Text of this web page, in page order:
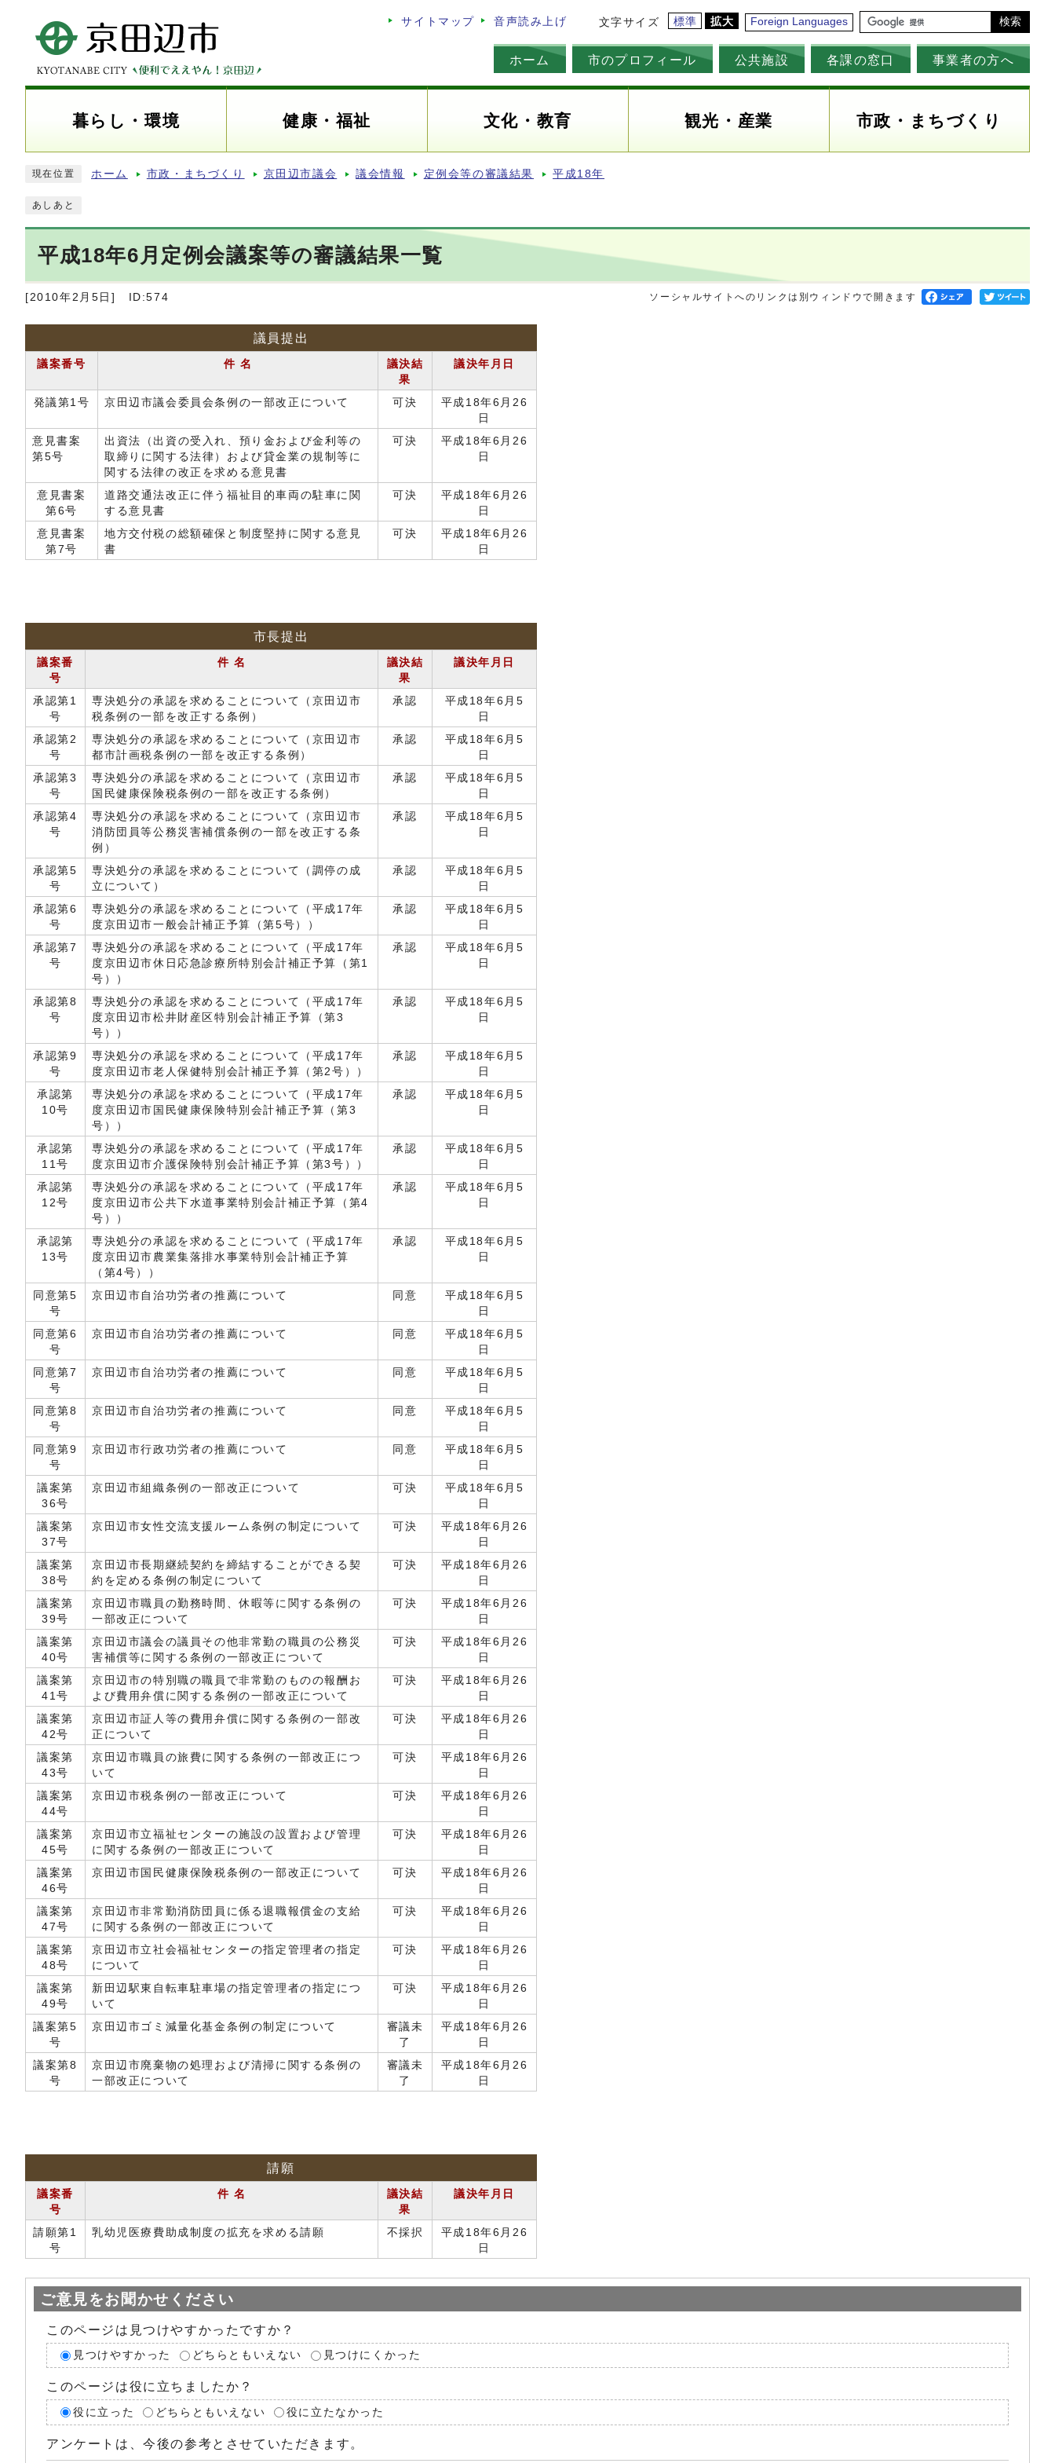
サイトマップ 音声読み上げ 文字サイズ 標準 拡大 Foreign Languages 検索
ホーム 市のプロフィール 公共施設 各課の窓口 事業者の方へ
暮らし・環境 健康・福祉 文化・教育 観光・産業 市政・まちづくり
現在位置 ホーム 市政・まちづくり 京田辺市議会 議会情報 定例会等の審議結果 平成18年
あしあと
平成18年6月定例会議案等の審議結果一覧
[2010年2月5日] ID:574 ソーシャルサイトへのリンクは別ウィンドウで開きます
議員提出
議案番号 件 名
議決結
果
議決年月日
発議第1号 京田辺市議会委員会条例の一部改正について 可決
平成18年6月26
日
意見書案
第5号
出資法（出資の受入れ、預り金および金利等の
取締りに関する法律）および貸金業の規制等に
関する法律の改正を求める意見書
可決
平成18年6月26
日
意見書案
第6号
道路交通法改正に伴う福祉目的車両の駐車に関
する意見書
可決
平成18年6月26
日
意見書案
第7号
地方交付税の総額確保と制度堅持に関する意見
書
可決
平成18年6月26
日
市長提出
議案番
号
件 名
議決結
果
議決年月日
承認第1
号
専決処分の承認を求めることについて（京田辺市
税条例の一部を改正する条例）
承認
平成18年6月5
日
承認第2
号
専決処分の承認を求めることについて（京田辺市
都市計画税条例の一部を改正する条例）
承認
平成18年6月5
日
承認第3
号
専決処分の承認を求めることについて（京田辺市
国民健康保険税条例の一部を改正する条例）
承認
平成18年6月5
日
承認第4
号
専決処分の承認を求めることについて（京田辺市
消防団員等公務災害補償条例の一部を改正する条
例）
承認
平成18年6月5
日
承認第5
号
専決処分の承認を求めることについて（調停の成
立について）
承認
平成18年6月5
日
承認第6
号
専決処分の承認を求めることについて（平成17年
度京田辺市一般会計補正予算（第5号））
承認
平成18年6月5
日
承認第7
号
専決処分の承認を求めることについて（平成17年
度京田辺市休日応急診療所特別会計補正予算（第1
号））
承認
平成18年6月5
日
承認第8
号
専決処分の承認を求めることについて（平成17年
度京田辺市松井財産区特別会計補正予算（第3
号））
承認
平成18年6月5
日
承認第9
号
専決処分の承認を求めることについて（平成17年
度京田辺市老人保健特別会計補正予算（第2号））
承認
平成18年6月5
日
承認第
10号
専決処分の承認を求めることについて（平成17年
度京田辺市国民健康保険特別会計補正予算（第3
号））
承認
平成18年6月5
日
承認第
11号
専決処分の承認を求めることについて（平成17年
度京田辺市介護保険特別会計補正予算（第3号））
承認
平成18年6月5
日
承認第
12号
専決処分の承認を求めることについて（平成17年
度京田辺市公共下水道事業特別会計補正予算（第4
号））
承認
平成18年6月5
日
承認第
13号
専決処分の承認を求めることについて（平成17年
度京田辺市農業集落排水事業特別会計補正予算
（第4号））
承認
平成18年6月5
日
同意第5
号
京田辺市自治功労者の推薦について 同意
平成18年6月5
日
同意第6
号
京田辺市自治功労者の推薦について 同意
平成18年6月5
日
同意第7
号
京田辺市自治功労者の推薦について 同意
平成18年6月5
日
同意第8
号
京田辺市自治功労者の推薦について 同意
平成18年6月5
日
同意第9
号
京田辺市行政功労者の推薦について 同意
平成18年6月5
日
議案第
36号
京田辺市組織条例の一部改正について 可決
平成18年6月5
日
議案第
37号
京田辺市女性交流支援ルーム条例の制定について 可決
平成18年6月26
日
議案第
38号
京田辺市長期継続契約を締結することができる契
約を定める条例の制定について
可決
平成18年6月26
日
議案第
39号
京田辺市職員の勤務時間、休暇等に関する条例の
一部改正について
可決
平成18年6月26
日
議案第
40号
京田辺市議会の議員その他非常勤の職員の公務災
害補償等に関する条例の一部改正について
可決
平成18年6月26
日
議案第
41号
京田辺市の特別職の職員で非常勤のものの報酬お
よび費用弁償に関する条例の一部改正について
可決
平成18年6月26
日
議案第
42号
京田辺市証人等の費用弁償に関する条例の一部改
正について
可決
平成18年6月26
日
議案第
43号
京田辺市職員の旅費に関する条例の一部改正につ
いて
可決
平成18年6月26
日
議案第
44号
京田辺市税条例の一部改正について 可決
平成18年6月26
日
議案第
45号
京田辺市立福祉センターの施設の設置および管理
に関する条例の一部改正について
可決
平成18年6月26
日
議案第
46号
京田辺市国民健康保険税条例の一部改正について 可決
平成18年6月26
日
議案第
47号
京田辺市非常勤消防団員に係る退職報償金の支給
に関する条例の一部改正について
可決
平成18年6月26
日
議案第
48号
京田辺市立社会福祉センターの指定管理者の指定
について
可決
平成18年6月26
日
議案第
49号
新田辺駅東自転車駐車場の指定管理者の指定につ
いて
可決
平成18年6月26
日
議案第5
号
京田辺市ゴミ減量化基金条例の制定について
審議未
了
平成18年6月26
日
議案第8
号
京田辺市廃棄物の処理および清掃に関する条例の
一部改正について
審議未
了
平成18年6月26
日
請願
議案番
号
件 名
議決結
果
議決年月日
請願第1
号
乳幼児医療費助成制度の拡充を求める請願 不採択
平成18年6月26
日
ご意見をお聞かせください
このページは見つけやすかったですか？
見つけやすかった どちらともいえない 見つけにくかった
このページは役に立ちましたか？
役に立った どちらともいえない 役に立たなかった
アンケートは、今後の参考とさせていただきます。